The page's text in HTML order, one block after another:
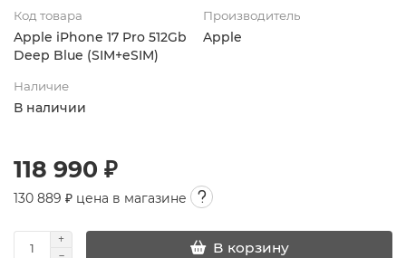
Код товара
Apple iPhone 17 Pro 512Gb
Deep Blue (SIM+eSIM)
Производитель
Apple
Наличие
В наличии
118 990 ₽
130 889 ₽ цена в магазине
В корзину